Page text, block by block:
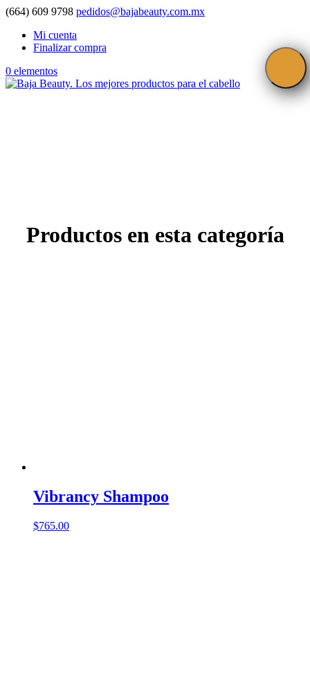
(664) 609 9798 pedidos@bajabeauty.com.mx
Mi cuenta
Finalizar compra
0 elementos
Productos en esta categoría
Vibrancy Shampoo
$765.00